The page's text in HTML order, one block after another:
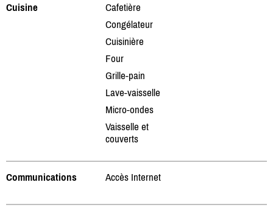
Cuisine
Cafetière
Congélateur
Cuisinière
Four
Grille-pain
Lave-vaisselle
Micro-ondes
Vaisselle et
couverts
Communications Accès Internet